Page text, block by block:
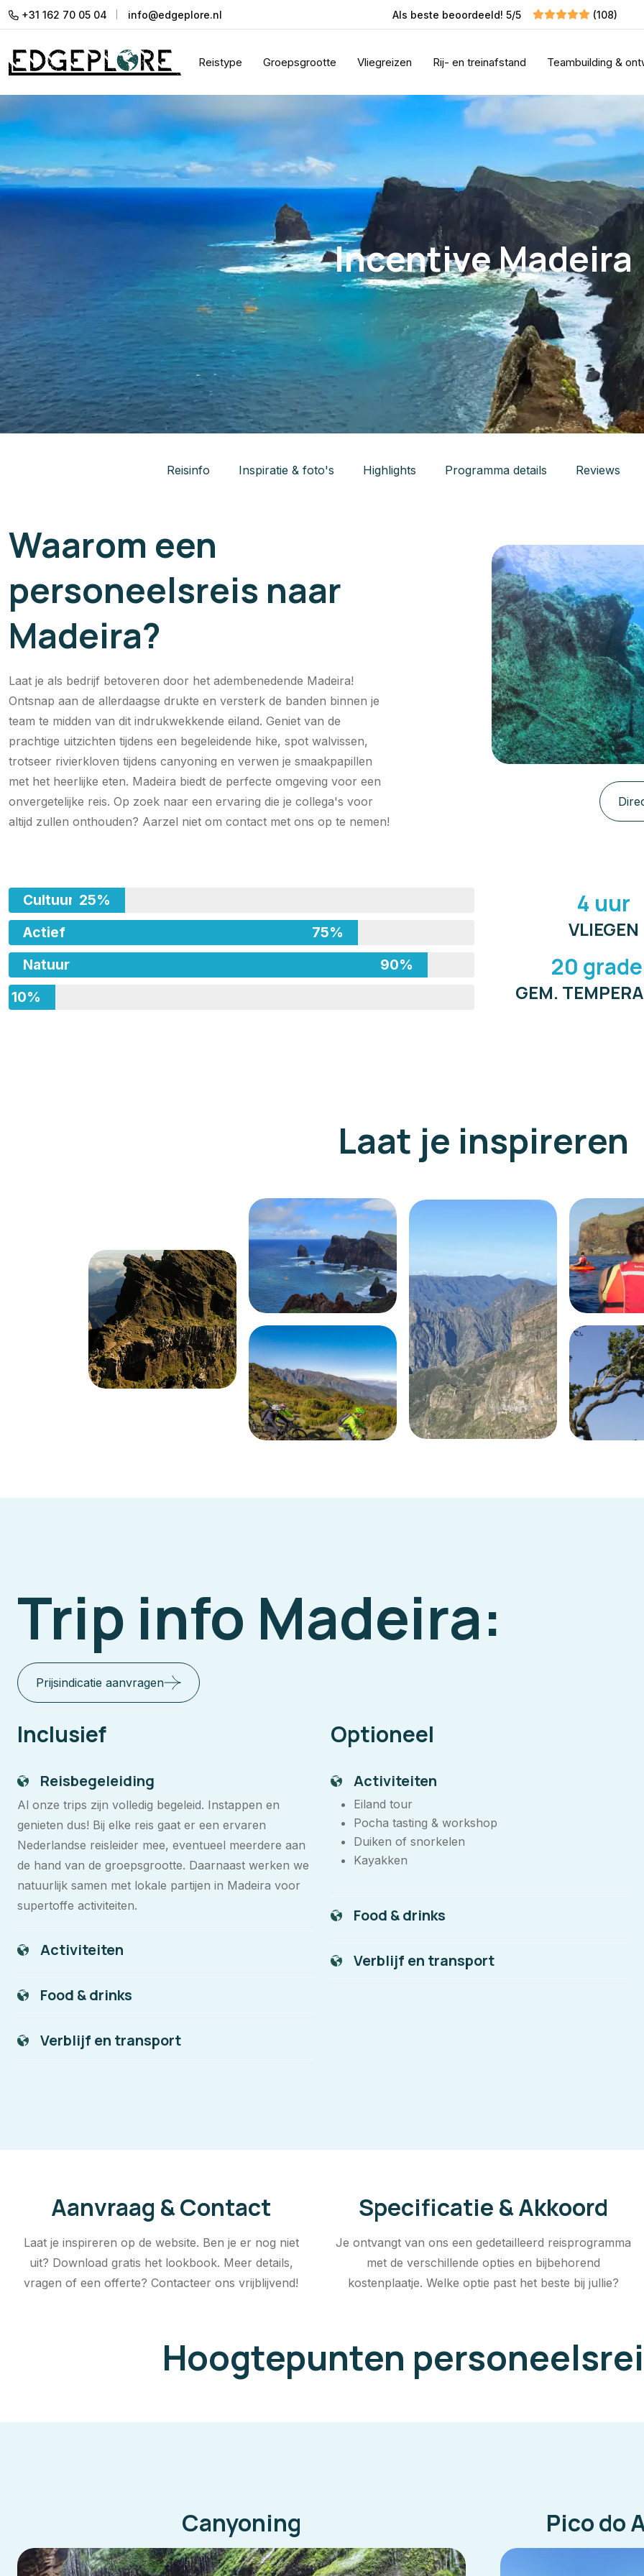
+31 162 70 05 04 info@edgeplore.nl Als beste beoordeeld! 5/5 (108)
Reistype Groepsgrootte Vliegreizen Rij- en treinafstand Teambuilding &
Incentive Madeira
Reisinfo Inspiratie & foto's Highlights Programma details Reviews
Waarom een
personeelsreis naar
Madeira?
Laat je als bedrijf betoveren door het adembenedende Madeira!
Ontsnap aan de allerdaagse drukte en versterk de banden binnen je
team te midden van dit indrukwekkende eiland. Geniet van de
prachtige uitzichten tijdens een begeleidende hike, spot walvissen,
trotseer rivierkloven tijdens canyoning en verwen je smaakpapillen
met het heerlijke eten. Madeira biedt de perfecte omgeving voor een
onvergetelijke reis. Op zoek naar een ervaring die je collega's voor
altijd zullen onthouden? Aarzel niet om contact met ons op te nemen!
Cultuur 25%
Actief
75%
Natuur
90%
Avontuur
10%
4 uur
VLIEGEN
20
GEM.
Laat je inspireren
Trip info Madeira:
Prijsindicatie aanvragen
Inclusief
Reisbegeleiding
Al onze trips zijn volledig begeleid. Instappen en
genieten dus! Bij elke reis gaat er een ervaren
Nederlandse reisleider mee, eventueel meerdere aan
de hand van de groepsgrootte. Daarnaast werken we
natuurlijk samen met lokale partijen in Madeira voor
supertoffe activiteiten.
Activiteiten
Food & drinks
Verblijf en transport
Optioneel
Activiteiten
Eiland tour
Pocha tasting & workshop
Duiken of snorkelen
Kayakken
Food & drinks
Verblijf en transport
Aanvraag & Contact
Laat je inspireren op de website. Ben je er nog niet
uit? Download gratis het lookbook. Meer details,
vragen of een offerte? Contacteer ons vrijblijvend!
Specificatie & Akkoord
Je ontvangt van ons een gedetailleerd reisprogramma
met de verschillende opties en bijbehorend
kostenplaatje. Welke optie past het beste bij jullie?
Hoogtepunten
Canyoning Pico do